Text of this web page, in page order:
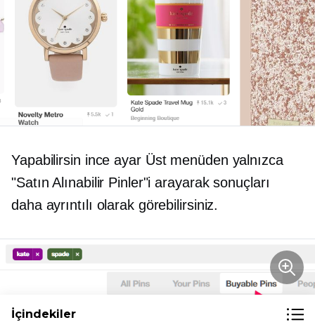
Yapabilirsin ince ayarÜst menüden yalnızca
"Satın Alınabilir Pinler"i arayarak sonuçları
daha ayrıntılı olarak görebilirsiniz.
İçindekiler